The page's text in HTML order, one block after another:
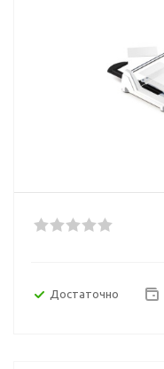
Достаточно